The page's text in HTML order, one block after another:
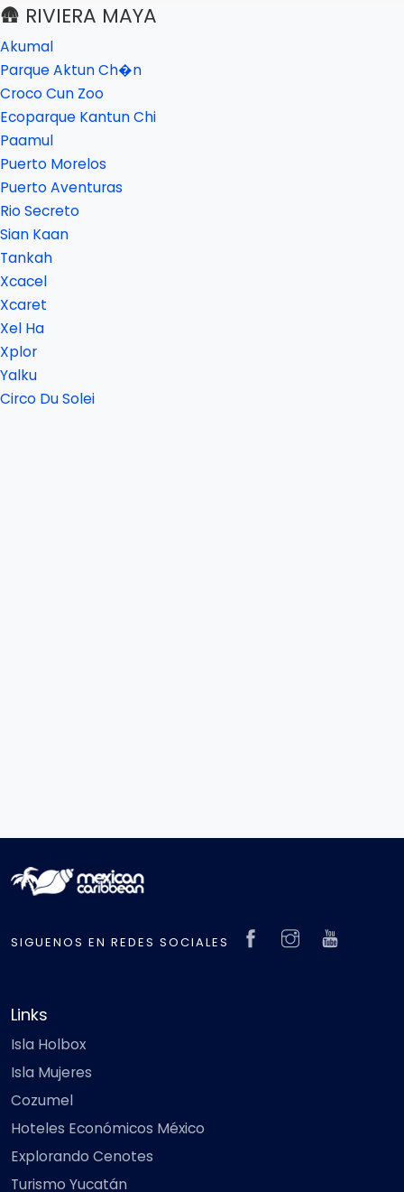
🛖 RIVIERA MAYA
Akumal
Parque Aktun Ch�n
Croco Cun Zoo
Ecoparque Kantun Chi
Paamul
Puerto Morelos
Puerto Aventuras
Rio Secreto
Sian Kaan
Tankah
Xcacel
Xcaret
Xel Ha
Xplor
Yalku
Circo Du Solei
SIGUENOS EN REDES SOCIALES
Links
Isla Holbox
Isla Mujeres
Cozumel
Hoteles Económicos México
Explorando Cenotes
Turismo Yucatán